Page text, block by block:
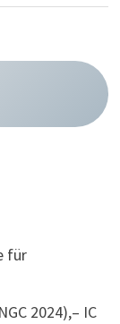
für
2024),– IC